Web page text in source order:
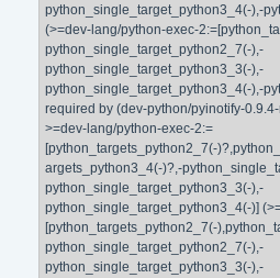
python_single_target_python3_4(-),-
(>=dev-lang/python-exec-
python_single_target_python2_7(-),-
python_single_target_python3_3(-),-
python_single_target_python3_4(-),-
required by (dev-python/pyinotify-
>=dev-lang/python-exec-2:=
[python_targets_python2_7(-
argets_python3_4(-)?,-
python_single_target_python3_3(-),-
python_single_target_python3_4(-)]
[python_targets_python2_7(-
python_single_target_python2_7(-),-
python_single_target_python3_3(-),-